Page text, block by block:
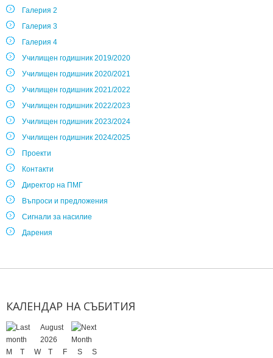
Галерия 2
Галерия 3
Галерия 4
Училищен годишник 2019/2020
Училищен годишник 2020/2021
Училищен годишник 2021/2022
Училищен годишник 2022/2023
Училищен годишник 2023/2024
Училищен годишник 2024/2025
Проекти
Контакти
Директор на ПМГ
Въпроси и предложения
Сигнали за насилие
Дарения
КАЛЕНДАР НА СЪБИТИЯ
August
2026
M
T W T F S
S